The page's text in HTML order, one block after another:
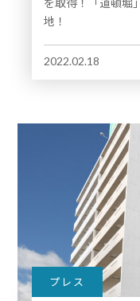
を取得！「道頓堀
地！
2022.02.18
プレス